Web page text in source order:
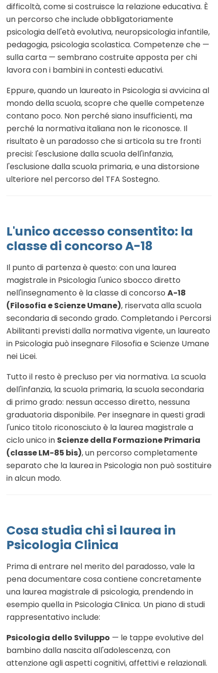
difficoltà, come si costruisce la relazione educativa. È
un percorso che include obbligatoriamente
psicologia dell'età evolutiva, neuropsicologia infantile,
pedagogia, psicologia scolastica. Competenze che —
sulla carta — sembrano costruite apposta per chi
lavora con i bambini in contesti educativi.
Eppure, quando un laureato in Psicologia si avvicina al
mondo della scuola, scopre che quelle competenze
contano poco. Non perché siano insufficienti, ma
perché la normativa italiana non le riconosce. Il
risultato è un paradosso che si articola su tre fronti
precisi: l'esclusione dalla scuola dell'infanzia,
l'esclusione dalla scuola primaria, e una distorsione
ulteriore nel percorso del TFA Sostegno.
L'unico accesso consentito: la
classe di concorso A-18
Il punto di partenza è questo: con una laurea
magistrale in Psicologia l'unico sbocco diretto
nell'insegnamento è la classe di concorso A-18
(Filosofia e Scienze Umane), riservata alla scuola
secondaria di secondo grado. Completando i Percorsi
Abilitanti previsti dalla normativa vigente, un laureato
in Psicologia può insegnare Filosofia e Scienze Umane
nei Licei.
Tutto il resto è precluso per via normativa. La scuola
dell'infanzia, la scuola primaria, la scuola secondaria
di primo grado: nessun accesso diretto, nessuna
graduatoria disponibile. Per insegnare in questi gradi
l'unico titolo riconosciuto è la laurea magistrale a
ciclo unico in Scienze della Formazione Primaria
(classe LM-85 bis), un percorso completamente
separato che la laurea in Psicologia non può sostituire
in alcun modo.
Cosa studia chi si laurea in
Psicologia Clinica
Prima di entrare nel merito del paradosso, vale la
pena documentare cosa contiene concretamente
una laurea magistrale di psicologia, prendendo in
esempio quella in Psicologia Clinica. Un piano di studi
rappresentativo include:
Psicologia dello Sviluppo — le tappe evolutive del
bambino dalla nascita all'adolescenza, con
attenzione agli aspetti cognitivi, affettivi e relazionali.